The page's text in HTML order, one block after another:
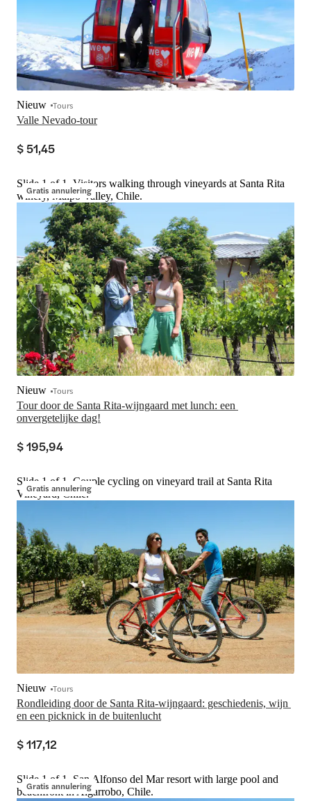
Valle Nevado-tour
Nieuw Tours
$ 51,45
Gratis annulering
Slide 1 of 1, Visitors walking through vineyards at Santa Rita
winery, Maipo Valley, Chile.
Tour door de Santa Rita-wijngaard met lunch: een
onvergetelijke dag!
Nieuw Tours
$ 195,94
Gratis annulering
Slide 1 of 1, Couple cycling on vineyard trail at Santa Rita
Vineyard, Chile.
Rondleiding door de Santa Rita-wijngaard: geschiedenis, wijn
en een picknick in de buitenlucht
Nieuw Tours
$ 117,12
Gratis annulering
Slide 1 of 1, San Alfonso del Mar resort with large pool and
beachfront in Algarrobo, Chile.